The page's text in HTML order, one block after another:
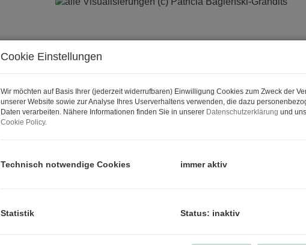
Cookie Einstellungen
Wir möchten auf Basis Ihrer (jederzeit widerrufbaren) Einwilligung Cookies zum Zweck der
unserer Website sowie zur Analyse Ihres Userverhaltens verwenden, die dazu
Daten verarbeiten. Nähere Informationen finden Sie in unserer Datenschutzerklärung und
Cookie Policy.
Technisch notwendige Cookies immer aktiv
Statistik Status: inaktiv